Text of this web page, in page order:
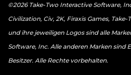
©2026 Take-Two Interactive Software,
Civilization, Civ, 2K, Firaxis Games,
und ihre jeweiligen Logos sind alle
Software, Inc. Alle anderen Marken sind
Besitzer. Alle Rechte vorbehalten.